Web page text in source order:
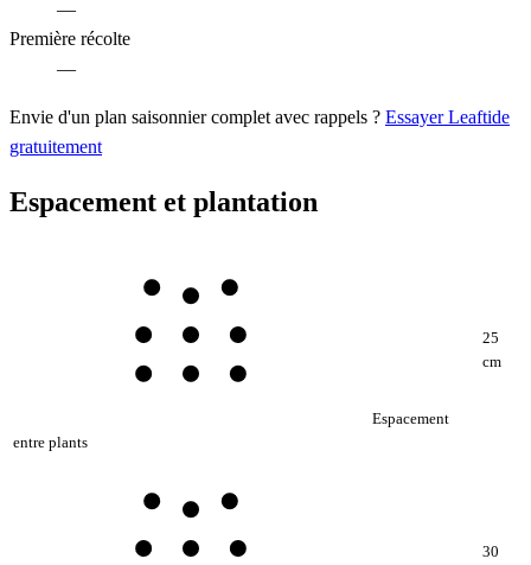
—
Première récolte
—
Envie d'un plan saisonnier complet avec rappels ? Essayer Leaftide
gratuitement
Espacement et plantation
Espacement
entre plants
25
cm
30